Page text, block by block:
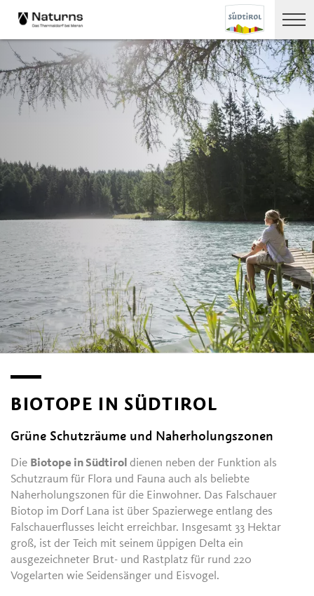
BIOTOPE IN SÜDTIROL
Grüne Schutzräume und Naherholungszonen
Die Biotope in Südtiroldienen neben der Funktion als
Schutzraum für Flora und Fauna auch als beliebte
Naherholungszonen für die Einwohner. Das Falschauer
Biotop im Dorf Lana ist über Spazierwege entlang des
Falschauerflusses leicht erreichbar. Insgesamt 33 Hektar
groß, ist der Teich mit seinem üppigen Delta ein
ausgezeichneter Brut- und Rastplatz für rund 220
Vogelarten wie Seidensänger und Eisvogel.